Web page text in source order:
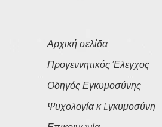
Αρχική σελίδα
Προγεννητικός Έλεγχος
Οδηγός Εγκυμοσύνης
Ψυχολογία κ Eγκυμοσύνη